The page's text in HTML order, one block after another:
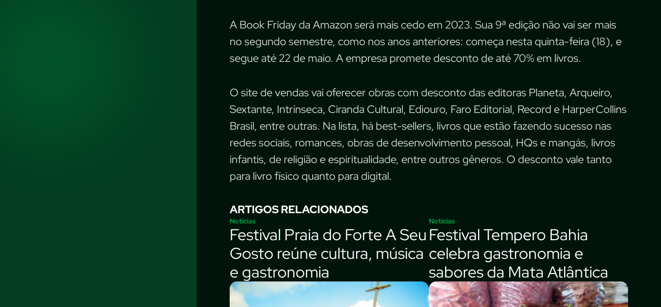
A Book Friday da Amazon será mais cedo em 2023. Sua 9ª edição não vai ser mais
no segundo semestre, como nos anos anteriores: começa nesta quinta-feira (18), e
segue até 22 de maio. A empresa promete desconto de até 70% em livros.
O site de vendas vai oferecer obras com desconto das editoras Planeta, Arqueiro,
Sextante, Intrínseca, Ciranda Cultural, Ediouro, Faro Editorial, Record e HarperCollins
Brasil, entre outras. Na lista, há best-sellers, livros que estão fazendo sucesso nas
redes sociais, romances, obras de desenvolvimento pessoal, HQs e mangás, livros
infantis, de religião e espiritualidade, entre outros gêneros. O desconto vale tanto
para livro físico quanto para digital.
ARTIGOS RELACIONADOS
Notícias
Festival Praia do Forte A Seu
Gosto reúne cultura, música
e gastronomia
Notícias
Festival Tempero Bahia
celebra gastronomia e
sabores da Mata Atlântica